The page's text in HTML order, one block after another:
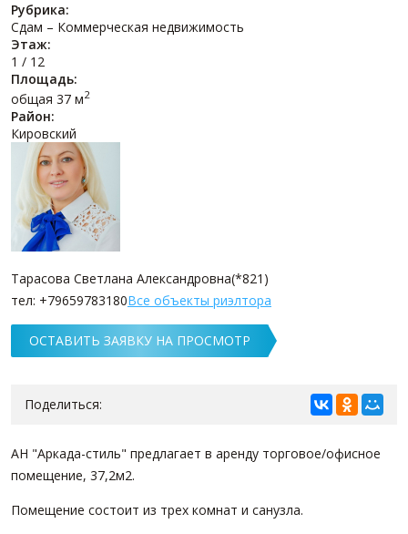
Рубрика:
Сдам – Коммерческая недвижимость
Этаж:
1 / 12
Площадь:
общая 37 м2
Район:
Кировский
Тарасова Светлана Александровна(*821)
тел: +79659783180Все объекты риэлтора
ОСТАВИТЬ ЗАЯВКУ НА ПРОСМОТР
Поделиться:
АН "Аркада-стиль" предлагает в аренду торговое/офисное
помещение, 37,2м2.
Помещение состоит из трех комнат и санузла.